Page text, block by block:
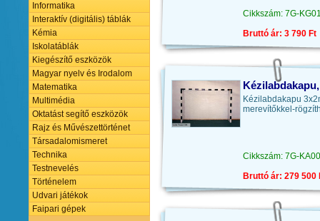
Informatika
Interaktív (digitális) táblák
Kémia
Iskolatáblák
Kiegészítő eszközök
Magyar nyelv és Irodalom
Matematika
Multimédia
Oktatást segítő eszközök
Rajz és Művészettörténet
Társadalomismeret
Technika
Testnevelés
Történelem
Udvari játékok
Faipari gépek
Cikkszám: 7G-
Bruttó ár: 3 790 Ft
Kézilabdakapu
merevítőkkel-
Cikkszám: 7G-
Bruttó ár: 279 500